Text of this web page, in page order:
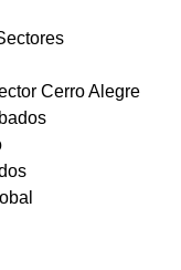
Cerro Alegre